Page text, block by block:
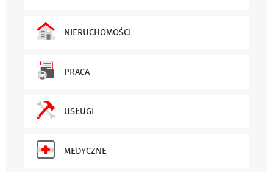
NIERUCHOMOŚCI
PRACA
USŁUGI
MEDYCZNE